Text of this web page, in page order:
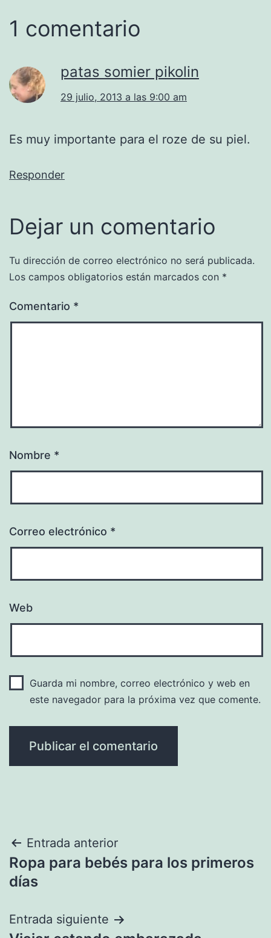
1 comentario
patas somier pikolin
29 julio, 2013 a las 9:00 am
Es muy importante para el roze de su piel.
Responder
Dejar un comentario
Tu dirección de correo electrónico no será publicada.
Los campos obligatorios están marcados con *
Comentario *
Nombre *
Correo electrónico *
Web
Guarda mi nombre, correo electrónico y web en
este navegador para la próxima vez que comente.
Navegación
de
Entrada anterior
Ropa para bebés para los primeros
días
Entrada siguiente